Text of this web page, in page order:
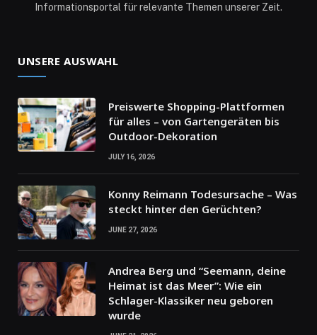
Informationsportal für relevante Themen unserer Zeit.
UNSERE AUSWAHL
Preiswerte Shopping-Plattformen
für alles – von Gartengeräten bis
Outdoor-Dekoration
JULY 16, 2026
Konny Reimann Todesursache – Was
steckt hinter den Gerüchten?
JUNE 27, 2026
Andrea Berg und “Seemann, deine
Heimat ist das Meer”: Wie ein
Schlager-Klassiker neu geboren
wurde